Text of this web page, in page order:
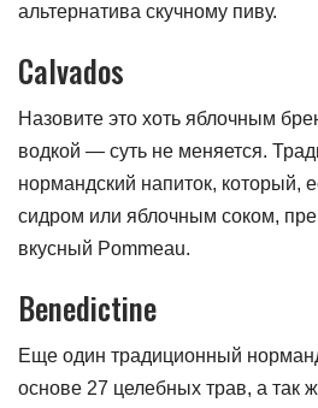
альтернатива скучному пиву.
Calvados
Назовите это хоть яблочным
водкой — суть не меняется.
нормандский напиток, который,
сидром или яблочным соком,
вкусный Pommeau.
Benedictine
Еще один традиционный
основе 27 целебных трав, а так